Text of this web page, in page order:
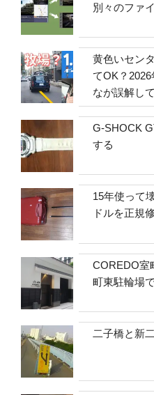
別々のファ
黄色いセン
てOK？
なが誤解し
G-SHOCK
する
15年使って
ドルを正規
COREDO室
町東駐輪場
二子橋と新